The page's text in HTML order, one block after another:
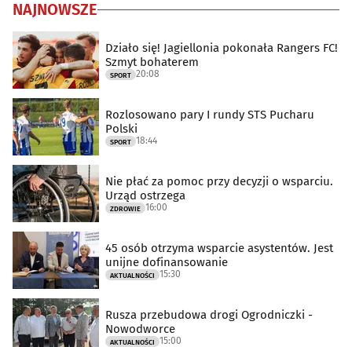
NAJNOWSZE
Działo się! Jagiellonia pokonała Rangers FC!
Szmyt bohaterem
SPORT 20:08
Rozlosowano pary I rundy STS Pucharu
Polski
SPORT 18:44
Nie płać za pomoc przy decyzji o wsparciu.
Urząd ostrzega
ZDROWIE 16:00
45 osób otrzyma wsparcie asystentów. Jest
unijne dofinansowanie
AKTUALNOŚCI 15:30
Rusza przebudowa drogi Ogrodniczki -
Nowodworce
AKTUALNOŚCI 15:00